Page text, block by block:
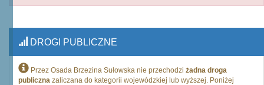
DROGI PUBLICZNE
Przez Osada Brzezina Sułowska nie przechodzi żadna droga
publiczna zaliczana do kategorii wojewódzkiej lub wyższej. Poniżej